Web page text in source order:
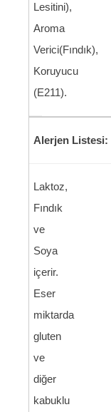
Lesitini),
Aroma
Verici(Fındık),
Koruyucu
(E211).
Alerjen Listesi:
Laktoz,
Fındık
ve
Soya
içerir.
Eser
miktarda
gluten
ve
diğer
kabuklu